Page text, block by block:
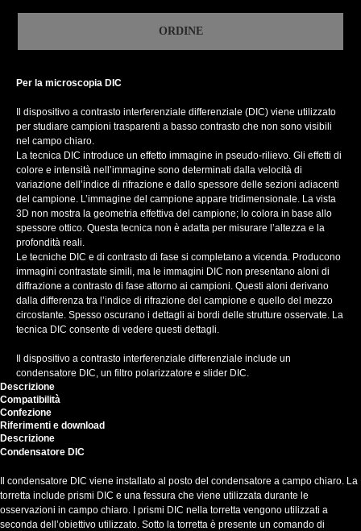
ORDINE
Per la microscopia DIC
Il dispositivo a contrasto interferenziale differenziale (DIC) viene utilizzato
per studiare campioni trasparenti a basso contrasto che non sono visibili
nel campo chiaro.
La tecnica DIC introduce un effetto immagine in pseudo-rilievo. Gli effetti di
colore e intensità nell’immagine sono determinati dalla velocità di
variazione dell’indice di rifrazione e dallo spessore delle sezioni adiacenti
del campione. L’immagine del campione appare tridimensionale. La vista
3D non mostra la geometria effettiva del campione; lo colora in base allo
spessore ottico. Questa tecnica non è adatta per misurare l’altezza e la
profondità reali.
Le tecniche DIC e di contrasto di fase si completano a vicenda. Producono
immagini contrastate simili, ma le immagini DIC non presentano aloni di
diffrazione a contrasto di fase attorno ai campioni. Questi aloni derivano
dalla differenza tra l’indice di rifrazione del campione e quello del mezzo
circostante. Spesso oscurano i dettagli ai bordi delle strutture osservate. La
tecnica DIC consente di vedere questi dettagli.
Il dispositivo a contrasto interferenziale differenziale include un
condensatore DIC, un filtro polarizzatore e slider DIC.
Descrizione
Compatibilità
Confezione
Riferimenti e download
Descrizione
Condensatore DIC
Il condensatore DIC viene installato al posto del condensatore a campo chiaro. La
torretta include prismi DIC e una fessura che viene utilizzata durante le
osservazioni in campo chiaro. I prismi DIC nella torretta vengono utilizzati a
seconda dell’obiettivo utilizzato. Sotto la torretta è presente un comando di